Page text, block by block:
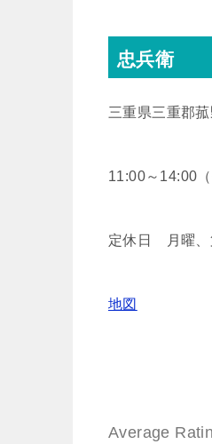
忠兵衛
三重県三重郡
11:00～14:00
定休日 月曜、
地図
Average